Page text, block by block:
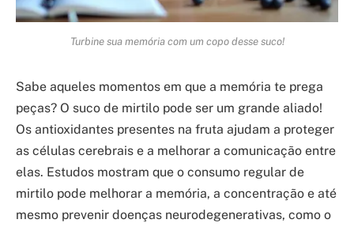
Turbine sua memória com um copo desse suco!
Sabe aqueles momentos em que a memória te prega
peças? O suco de mirtilo pode ser um grande aliado!
Os antioxidantes presentes na fruta ajudam a proteger
as células cerebrais e a melhorar a comunicação entre
elas. Estudos mostram que o consumo regular de
mirtilo pode melhorar a memória, a concentração e até
mesmo prevenir doenças neurodegenerativas, como o